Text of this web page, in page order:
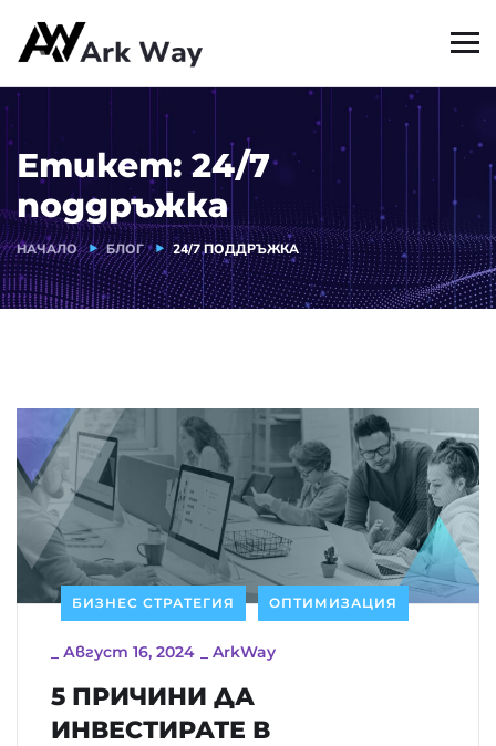
Етикет: 24/7
поддръжка
НАЧАЛО БЛОГ 24/7 ПОДДРЪЖКА
БИЗНЕС СТРАТЕГИЯ ОПТИМИЗАЦИЯ
Август 16, 2024 ArkWay
5 ПРИЧИНИ ДА
ИНВЕСТИРАТЕ В